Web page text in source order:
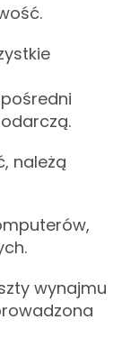
należą
wynajmu